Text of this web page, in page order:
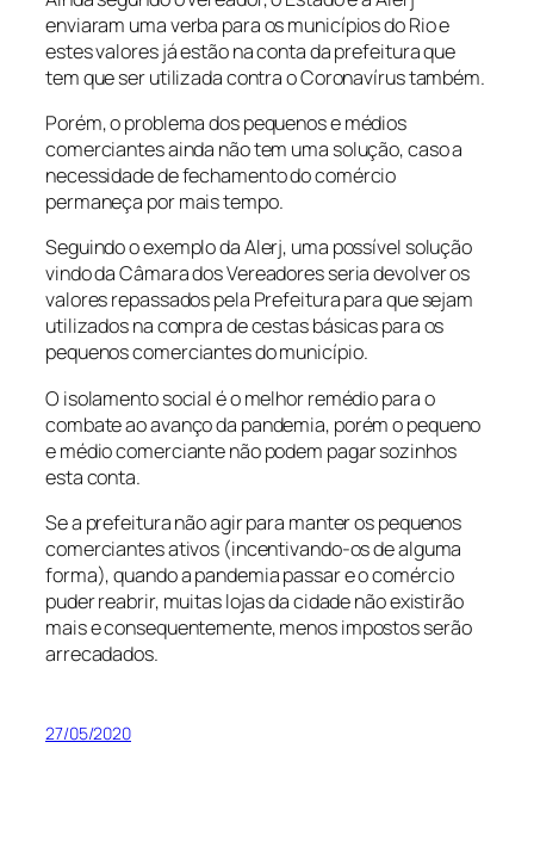
enviaram uma verba para os municípios do Rio e
estes valores já estão na conta da prefeitura que
tem que ser utilizada contra o Coronavírus também.
Porém, o problema dos pequenos e médios
comerciantes ainda não tem uma solução, caso a
necessidade de fechamento do comércio
permaneça por mais tempo.
Seguindo o exemplo da Alerj, uma possível solução
vindo da Câmara dos Vereadores seria devolver os
valores repassados pela Prefeitura para que sejam
utilizados na compra de cestas básicas para os
pequenos comerciantes do município.
O isolamento social é o melhor remédio para o
combate ao avanço da pandemia, porém o pequeno
e médio comerciante não podem pagar sozinhos
esta conta.
Se a prefeitura não agir para manter os pequenos
comerciantes ativos (incentivando-os de alguma
forma), quando a pandemia passar e o comércio
puder reabrir, muitas lojas da cidade não existirão
mais e consequentemente, menos impostos serão
arrecadados.
27/05/2020